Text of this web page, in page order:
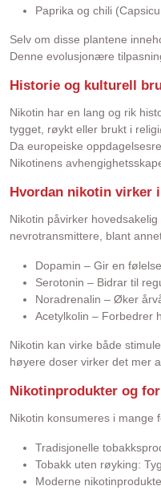
Paprika og chili
Selv om disse plantene
Denne evolusjonære
Historie og kulturell
Nikotin har en lang og rik
tygget, røykt eller brukt i
Da europeiske
Nikotinens
Hvordan nikotin virker
Nikotin påvirker
nevrotransmittere, blant
Dopamin – Gir en
Serotonin – Bidrar til
Noradrenalin – Øker
Acetylkolin – Forbedrer
Nikotin kan virke både
høyere doser virker det mer
Nikotinprodukter og
Nikotin konsumeres i mange
Tradisjonelle
Tobakk uten røyking:
Moderne